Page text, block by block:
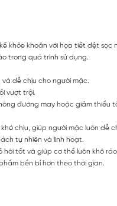
khỏe khoắn với họa tiết dệt
trong quá trình sử dụng.
dễ chịu cho người mặc.
vượt trội.
đường may hoặc giảm thiểu
chịu, giúp người mặc luôn dễ
tự nhiên và linh hoạt.
hôi tốt và giúp cơ thể luôn khô
bền bỉ hơn theo thời gian.